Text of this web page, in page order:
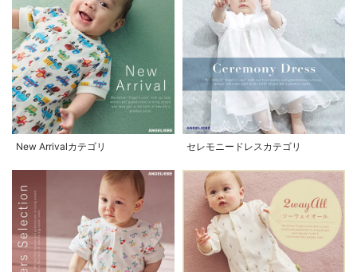
New Arrivalカテゴリ セレモニードレスカテゴリ